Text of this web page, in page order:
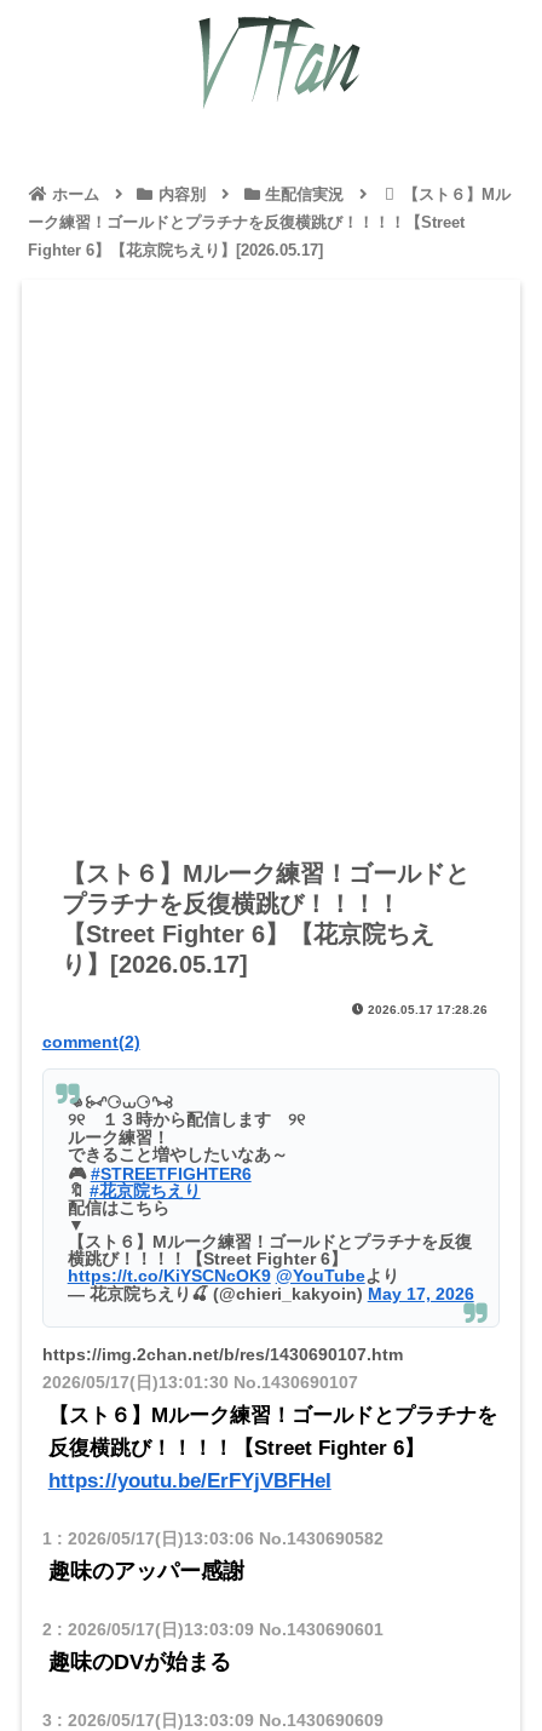
ホーム 内容別 生配信実況
【スト６】Mル
ーク練習！ゴールドとプラチナを反復横跳び！！！！【Street
Fighter 6】【花京院ちえり】[2026.05.17]
【スト６】Mルーク練習！ゴールドと
プラチナを反復横跳び！！！！
【Street Fighter 6】【花京院ちえ
り】[2026.05.17]
2026.05.17 17:28.26
comment(2)
👊꒰⑅ᐢ⚆⩊⚆ᐢ⑅꒱
୨୧ １３時から配信します ୨୧
ルーク練習！
できること増やしたいなあ～
🎮#STREETFIGHTER6
🔖 #花京院ちえり
配信はこちら
▼
【スト６】Mルーク練習！ゴールドとプラチナを反復
横跳び！！！！【Street Fighter 6】
https://t.co/KiYSCNcOK9 @YouTubeより
— 花京院ちえり🍒 (@chieri_kakyoin) May 17, 2026
https://img.2chan.net/b/res/1430690107.htm
2026/05/17(日)13:01:30 No.1430690107
【スト６】Mルーク練習！ゴールドとプラチナを
反復横跳び！！！！【Street Fighter 6】
https://youtu.be/ErFYjVBFHeI
1 : 2026/05/17(日)13:03:06 No.1430690582
趣味のアッパー感謝
2 : 2026/05/17(日)13:03:09No.1430690601
趣味のDVが始まる
3 : 2026/05/17(日)13:03:09No.1430690609